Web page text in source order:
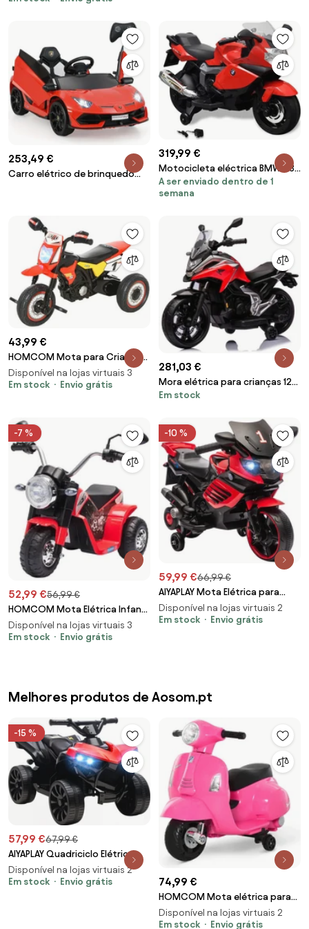
253,49 €
Carro elétrico de brinquedo
controle remoto branco
319,99 €
Motocicleta eléctrica BMW 283
para crianças- vermelho 6V
A ser enviado dentro de 1
semana
43,99 €
HOMCOM Mota para Crianças
acima de 18 Meses Mota a
Pedais para Crianças com 3
Portugal
Disponível na lojas virtuais 3
Em stock
Envio grátis
281,03 €
Mora elétrica para crianças 12V
Honda NC750X com pneus de
Em stock
-7 %
52,99 €56,99 €
HOMCOM Mota Elétrica Infantil
com 3 Rodas Triciclo a Bateria
6V para Crianças de 18-36
Disponível na lojas virtuais 3
Em stock
Envio grátis
-10 %
59,99 €66,99 €
AIYAPLAY Mota Elétrica para
Crianças 6V com Rodas de
Apoio Música e Farol para
Disponível na lojas virtuais 2
Em stock
Envio grátis
Melhores produtos de Aosom.pt
-15 %
57,99 €67,99 €
AIYAPLAY Quadriciclo Elétrico
para Crianças 6 V Quadriciclo
para Crianças com Velocidade
Disponível na lojas virtuais 2
Em stock
Envio grátis 74,99 €
HOMCOM Mota elétrica para
crianças acima de 18 meses
com licença faróis buzina e 4
Disponível na lojas virtuais 2
Em stock
Envio grátis